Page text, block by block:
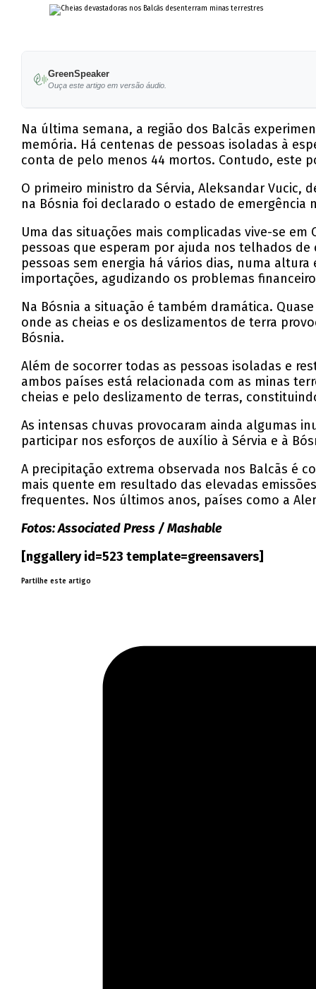
GreenSpeaker
Ouça este artigo em versão áudio.
Na última semana, a região dos Balcãs
memória. Há centenas de pessoas isoladas à
conta de pelo menos 44 mortos. Contudo, este
O primeiro ministro da Sérvia, Aleksandar
na Bósnia foi declarado o estado de emergência
Uma das situações mais complicadas vive-se
pessoas que esperam por ajuda nos telhados
pessoas sem energia há vários dias, numa
importações, agudizando os problemas
Na Bósnia a situação é também dramática.
onde as cheias e os deslizamentos de terra
Bósnia.
Além de socorrer todas as pessoas isoladas e
ambos países está relacionada com as minas
cheias e pelo deslizamento de terras,
As intensas chuvas provocaram ainda algumas
participar nos esforços de auxílio à Sérvia e à
A precipitação extrema observada nos Balcãs é
mais quente em resultado das elevadas
frequentes. Nos últimos anos, países como a
Fotos: Associated Press / Mashable
[nggallery id=523 template=greensavers]
Partilhe este artigo